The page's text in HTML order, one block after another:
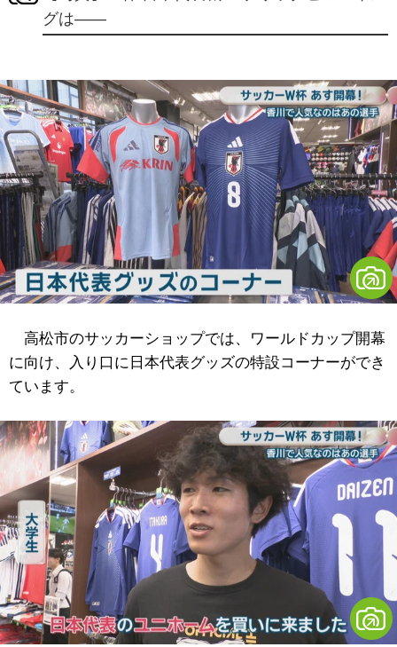
グは――
高松市のサッカーショップでは、ワールドカップ開幕
に向け、入り口に日本代表グッズの特設コーナーができ
ています。